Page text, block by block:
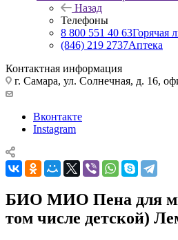
Назад
Телефоны
8 800 551 40 63Горячая
(846) 219 2737Аптека
Контактная информация
г. Самара, ул. Солнечная, д. 16,
Вконтакте
Instagram
БИО МИО Пена для
том числе детской)